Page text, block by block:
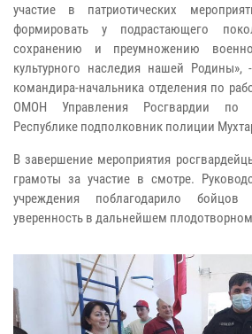
участие в патриотических
формировать у подрастающего
сохранению и преумножению
культурного наследия нашей Родины»,
командира-начальника отделения по
ОМОН Управления Росгвардии по
Республике подполковник полиции
В завершение мероприятия
грамоты за участие в смотре.
учреждения поблагодарило
уверенность в дальнейшем